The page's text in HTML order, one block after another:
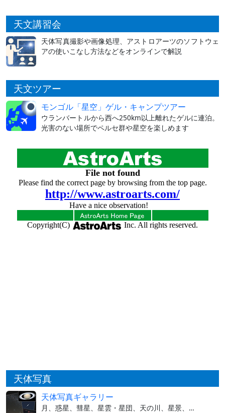
天文講習会
天体写真撮影や画像処理、アストロアーツのソフトウェ
アの使いこなし方法などをオンラインで解説
天文ツアー
モンゴル「星空」ゲル・キャンプツアー
ウランバートルから西へ250km以上離れたゲルに連泊。
光害のない場所でペルセ群や星空を楽しめます
天体写真
天体写真ギャラリー
月、惑星、彗星、星雲・星団、天の川、星景、…